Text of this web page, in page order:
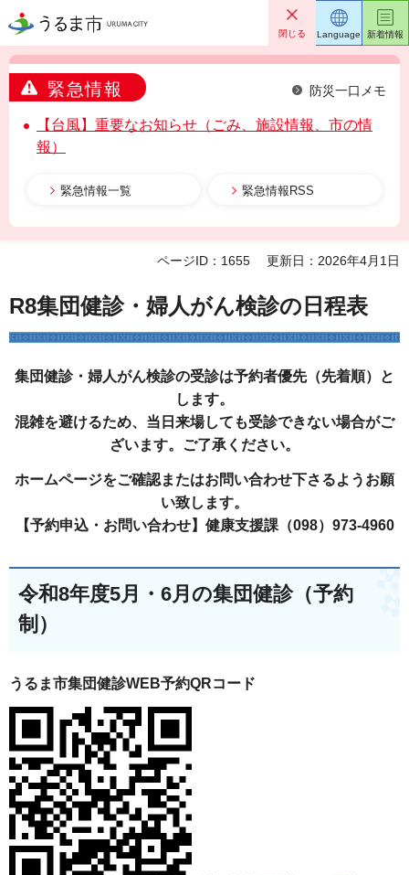
うるま市 閉じる
緊急情報 防災一口メモ
【台風】重要なお知らせ（ごみ、施設情報、市の情
報）
緊急情報一覧 緊急情報RSS
Language 新着情報
ページID：1655 更新日：2026年4月1日
R8集団健診・婦人がん検診の日程表
集団健診・婦人がん検診の受診は予約者優先（先着順）
と
します。
混雑を避けるため、当日来場しても受診できない場合がご
ざいます。ご了承ください。
ホームページをご確認またはお問い合わせ下さるようお願
い致します。
【予約申込・お問い合わせ】健康支援課（098）973-4960
令和8年度5月・6月の集団健診（予約
制）
うるま市集団健診WEB予約QRコード